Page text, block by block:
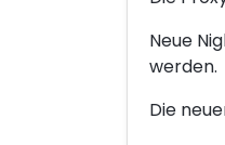
Neue
werden.
Die